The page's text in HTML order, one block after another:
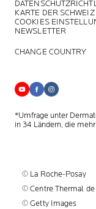
KARTE DER SCHWEIZ
COOKIES
NEWSLETTER
CHANGE COUNTRY
*Umfrage unter
in 34 Ländern, die
© La Roche-Posay
© Centre Thermal de
© Getty Images